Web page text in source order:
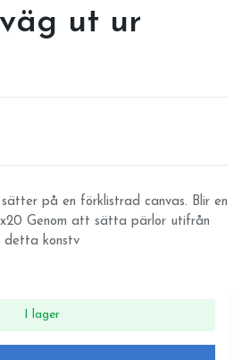
ut ur
på en förklistrad canvas. Blir en
Genom att sätta pärlor utifrån
detta konstv
I lager